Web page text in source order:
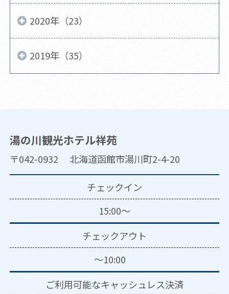
2020年（23）
2019年（35）
湯の川観光ホテル祥苑
〒042-0932 北海道函館市湯川町2-4-20
チェックイン
15:00～
チェックアウト
～10:00
ご利用可能なキャッシュレス決済